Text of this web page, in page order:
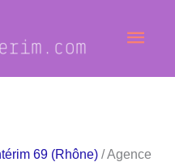
69 (Rhône) / Agence